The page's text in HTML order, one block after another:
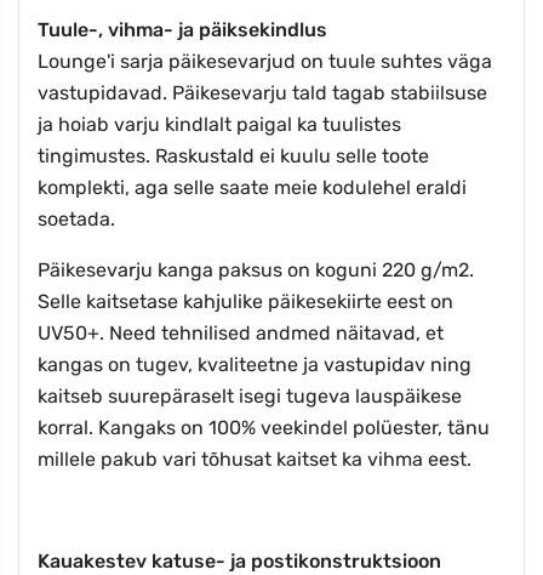
Tuule-, vihma- ja päiksekindlus
Lounge'i sarja päikesevarjud on tuule suhtes väga
vastupidavad. Päikesevarju tald tagab stabiilsuse
ja hoiab varju kindlalt paigal ka tuulistes
tingimustes. Raskustald ei kuulu selle toote
komplekti, aga selle saate meie kodulehel eraldi
soetada.
Päikesevarju kanga paksus on koguni 220 g/m2.
Selle kaitsetase kahjulike päikesekiirte eest on
UV50+. Need tehnilised andmed näitavad, et
kangas on tugev, kvaliteetne ja vastupidav ning
kaitseb suurepäraselt isegi tugeva lauspäikese
korral. Kangaks on 100% veekindel polüester, tänu
millele pakub vari tõhusat kaitset ka vihma eest.
Kauakestev katuse- ja postikonstruktsioon